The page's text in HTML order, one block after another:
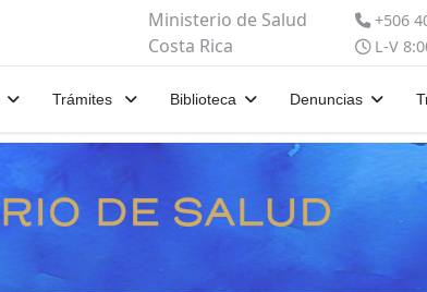
Ministerio de Salud
Costa Rica
+506
L-V
Trámites Biblioteca Denuncias